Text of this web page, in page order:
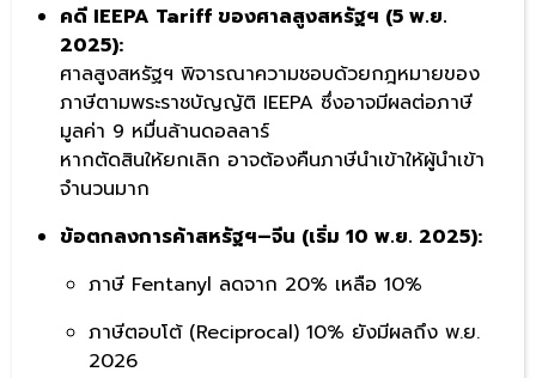
คดี IEEPA Tariff ของศาลสูงสหรัฐฯ (5 พ.ย.
2025):
ศาลสูงสหรัฐฯ พิจารณาความชอบด้วยกฎหมายของ
ภาษีตามพระราชบัญญัติ IEEPA ซึ่งอาจมีผลต่อภาษี
มูลค่า 9 หมื่นล้านดอลลาร์
หากตัดสินให้ยกเลิก อาจต้องคืนภาษีนำเข้าให้ผู้นำเข้า
จำนวนมาก
ข้อตกลงการค้าสหรัฐฯ–จีน (เริ่ม 10 พ.ย. 2025):
ภาษี Fentanyl ลดจาก 20% เหลือ 10%
ภาษีตอบโต้ (Reciprocal) 10% ยังมีผลถึง พ.ย.
2026